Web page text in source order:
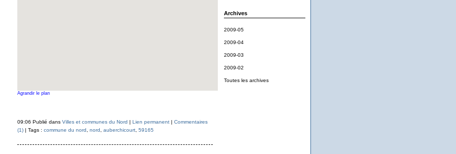
Archives
2009-05
2009-04
2009-03
2009-02
Toutes les archives
Agrandir le plan
09:06 Publié dans Villes et communes du Nord | Lien permanent| Commentaires
(1)| Tags : commune du nord nord auberchicourt, 59165